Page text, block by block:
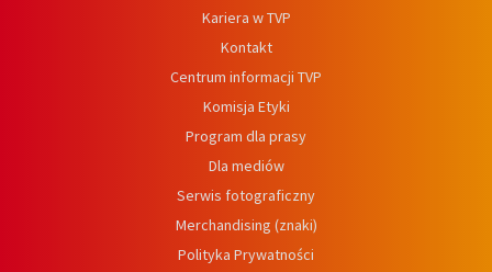
Kariera w TVP
Kontakt
Centrum informacji TVP
Komisja Etyki
Program dla prasy
Dla mediów
Serwis fotograficzny
Merchandising (znaki)
Polityka Prywatności